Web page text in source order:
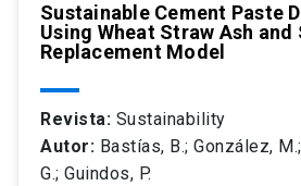
Sustainable Cement Paste
Using Wheat Straw Ash and
Replacement Model
Revista: Sustainability
Autor: Bastías, B.; González,
G.; Guindos, P.